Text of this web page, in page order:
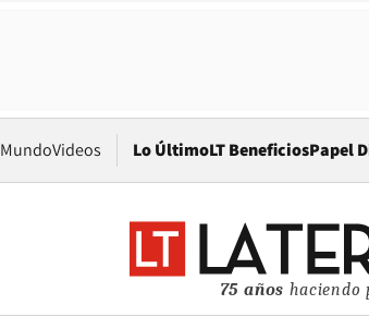
MundoVideos Lo ÚltimoLT BeneficiosPapel
75 años haciendo